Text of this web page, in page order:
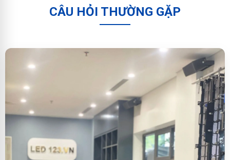
CÂU HỎI THƯỜNG GẶP